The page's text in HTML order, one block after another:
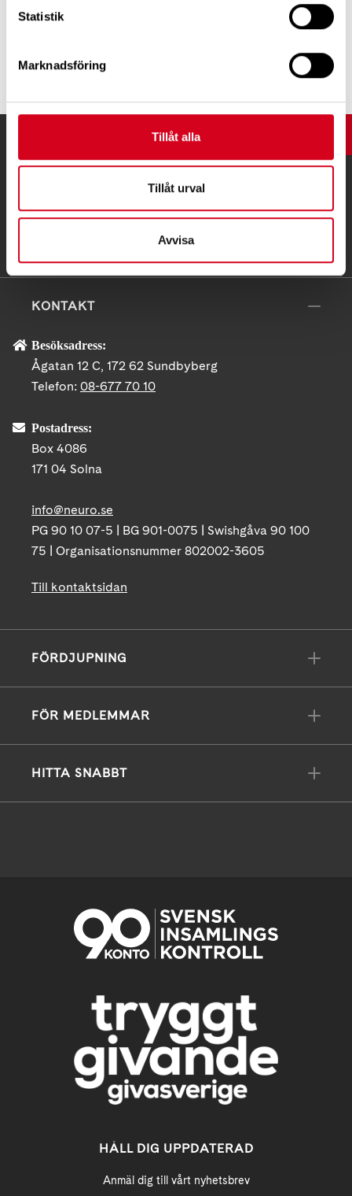
Statistik
Marknadsföring
Tillåt alla
Tillåt urval
Avvisa
Tipsa
KONTAKT
Besöksadress:
Ågatan 12 C, 172 62 Sundbyberg
Telefon: 08-677 70 10
Postadress:
Box 4086
171 04 Solna
info@neuro.se
PG 90 10 07-5 | BG 901-0075 | Swishgåva 90 100
75 | Organisationsnummer 802002-3605
Till kontaktsidan
FÖRDJUPNING
FÖR MEDLEMMAR
HITTA SNABBT
HÅLL DIG UPPDATERAD
Anmäl dig till vårt nyhetsbrev